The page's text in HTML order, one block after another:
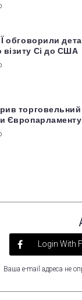
обговорили
візиту Сі до США
Європарламенту
Login With
Ваша e-mail адреса не